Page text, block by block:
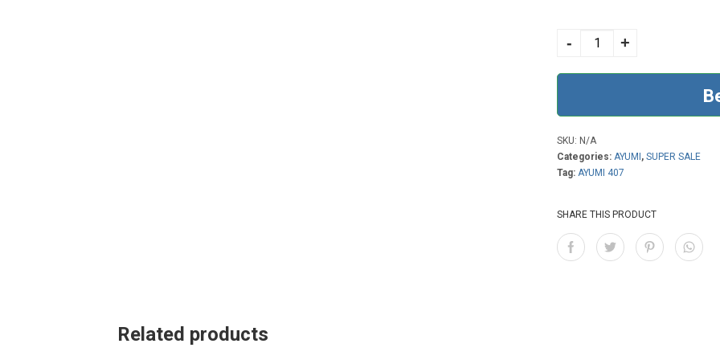
PURPLE quantity
- +
SKU: N/A
Categories:AYUMI ,SUPER SALE
Tag:AYUMI 407
SHARE THIS PRODUCT
Related products